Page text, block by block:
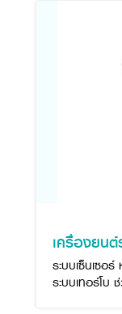
เครื่องยน
ระบบเซ็นเซอ
ระบบเทอร์โบ